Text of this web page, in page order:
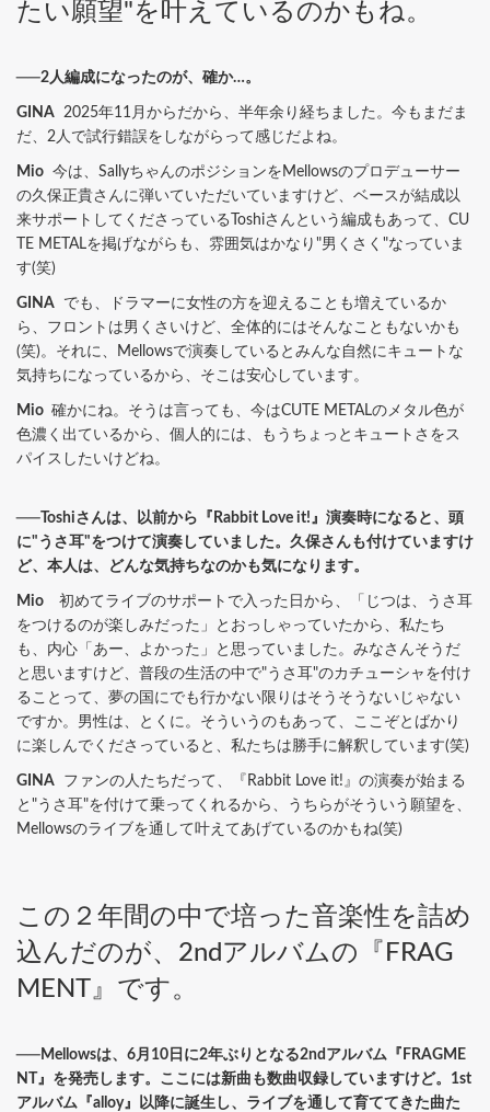
たい願望"を叶えているのかもね。
──2人編成になったのが、確か…。
GINA 2025年11月からだから、半年余り経ちました。今もまだま
だ、2人で試行錯誤をしながらって感じだよね。
Mio 今は、SallyちゃんのポジションをMellowsのプロデューサー
の久保正貴さんに弾いていただいていますけど、ベースが結成以
来サポートしてくださっているToshiさんという編成もあって、CU
TE METALを掲げながらも、雰囲気はかなり"男くさく"なっていま
す(笑)
GINA でも、ドラマーに女性の方を迎えることも増えているか
ら、フロントは男くさいけど、全体的にはそんなこともないかも
(笑)。それに、Mellowsで演奏しているとみんな自然にキュートな
気持ちになっているから、そこは安心しています。
Mio 確かにね。そうは言っても、今はCUTE METALのメタル色が
色濃く出ているから、個人的には、もうちょっとキュートさをス
パイスしたいけどね。
──Toshiさんは、以前から『Rabbit Love it!』演奏時になると、頭
に"うさ耳"をつけて演奏していました。久保さんも付けていますけ
ど、本人は、どんな気持ちなのかも気になります。
Mio 初めてライブのサポートで入った日から、「じつは、うさ耳
をつけるのが楽しみだった」とおっしゃっていたから、私たち
も、内心「あー、よかった」と思っていました。みなさんそうだ
と思いますけど、普段の生活の中で"うさ耳"のカチューシャを付け
ることって、夢の国にでも行かない限りはそうそうないじゃない
ですか。男性は、とくに。そういうのもあって、ここぞとばかり
に楽しんでくださっていると、私たちは勝手に解釈しています(笑)
GINA ファンの人たちだって、『Rabbit Love it!』の演奏が始まる
と"うさ耳"を付けて乗ってくれるから、うちらがそういう願望を、
Mellowsのライブを通して叶えてあげているのかもね(笑)
この２年間の中で培った音楽性を詰め
込んだのが、2ndアルバムの『FRAG
MENT』です。
──Mellowsは、6月10日に2年ぶりとなる2ndアルバム『FRAGME
NT』を発売します。ここには新曲も数曲収録していますけど。1st
アルバム『alloy』以降に誕生し、ライブを通して育ててきた曲た